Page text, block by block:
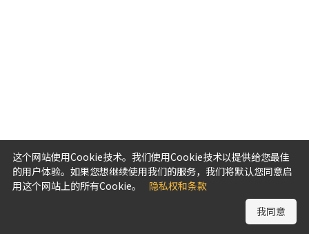
这个网站使用Cookie技术。我们使用Cookie技术以提供给您最佳
的用户体验。如果您想继续使用我们的服务，我们将默认您同意启
用这个网站上的所有Cookie。
隐私权和条款
我同意